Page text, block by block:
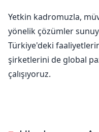
Yetkin kadromuzla,
yönelik çözümler
Türkiye'deki
şirketlerini de global
çalışıyoruz.